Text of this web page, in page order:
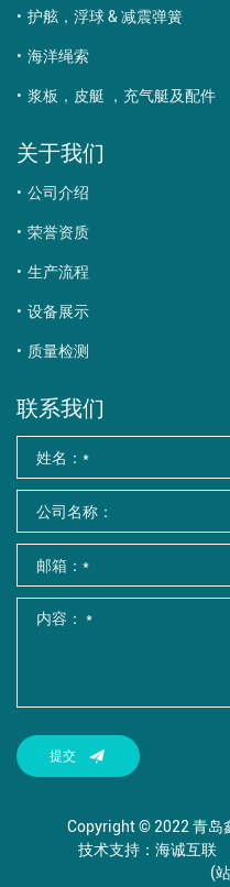
护舷，浮球 & 减震弹簧
海洋绳索
浆板，皮艇 ，充气艇及配件
关于我们
公司介绍
荣誉资质
生产流程
设备展示
质量检测
联系我们
提交
Copyright © 2022 青岛
技术支持：海诚互联
(